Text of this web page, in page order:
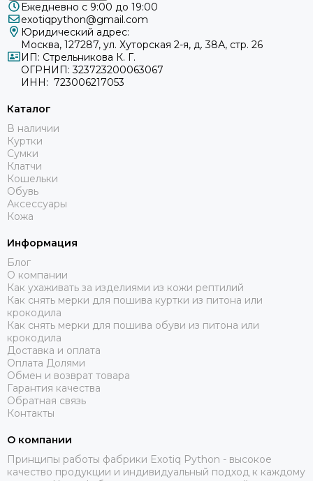
Ежедневно с 9:00 до 19:00
exotiqpython@gmail.com
Юридический адрес:
Москва, 127287, ул. Хуторская 2-я, д. 38А, стр. 26
ИП: Стрельникова К. Г.
ОГРНИП: 323723200063067
ИНН: 723006217053
Каталог
В наличии
Куртки
Сумки
Клатчи
Кошельки
Обувь
Аксессуары
Кожа
Информация
Блог
О компании
Как ухаживать за изделиями из кожи рептилий
Как снять мерки для пошива куртки из питона или
крокодила
Как снять мерки для пошива обуви из питона или
крокодила
Доставка и оплата
Оплата Долями
Обмен и возврат товара
Гарантия качества
Обратная связь
Контакты
О компании
Принципы работы фабрики Exotiq Python - высокое
качество продукции и индивидуальный подход к каждому